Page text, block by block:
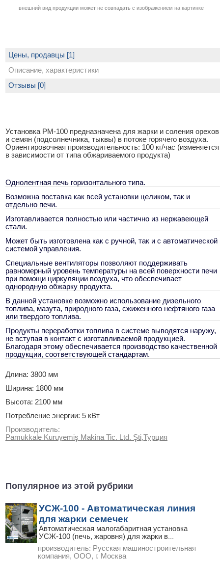
внешний вид продукции может не совпадать с изображением на картинке
Цены, продавцы [1]
Описание, характеристики
Установка PM-100 предназначена для жарки и соления орехов
и семян (подсолнечника, тыквы) в потоке горячего воздуха.
Ориентировочная производительность: 100 кг/час (изменяется
в зависимости от типа обжариваемого продукта)
Однолентная печь горизонтального типа.
Возможна поставка как всей установки целиком, так и
отдельно печи.
Изготавливается полностью или частично из нержавеющей
стали.
Может быть изготовлена как с ручной, так и с автоматической
системой управления.
Специальные вентиляторы позволяют поддерживать
равномерный уровень температуры на всей поверхности печи
при помощи циркуляции воздуха, что обеспечивает
однородную обжарку продукта.
В данной установке возможно использование дизельного
топлива, мазута, природного газа, сжиженного нефтяного газа
или твердого топлива.
Продукты переработки топлива в системе выводятся наружу,
не вступая в контакт с изготавливаемой продукцией.
Благодаря этому обеспечивается производство качественной
продукции, соответствующей стандартам.
Длина: 3800 мм
Ширина: 1800 мм
Высота: 2100 мм
Потребление энергии: 5 кВт
Производитель:
Pamukkale Kuruyemiş Makina Tic. Ltd. Şti,Турция
Отзывы [0]
Популярное из этой рубрики
УСЖ-100 - Автоматическая линия
для жарки семечек
Автоматическая малогабаритная установка
УСЖ-100 (печь, жаровня) для жарки в...
производитель: Русская машиностроительная
компания, ООО, г. Москва